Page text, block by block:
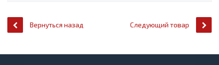
Вернуться назад Следующий товар